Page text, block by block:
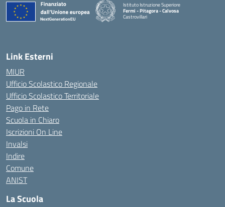
Istituto Istruzione Superiore
Fermi - Pitagora - Calvosa
Castrovillari
Link Esterni
MIUR
Ufficio Scolastico Regionale
Ufficio Scolastico Territoriale
Pago in Rete
Scuola in Chiaro
Iscrizioni On Line
Invalsi
Indire
Comune
ANIST
La Scuola